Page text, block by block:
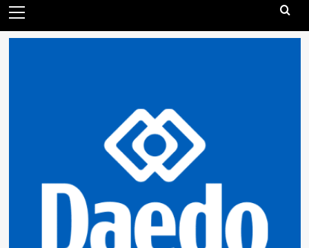
principal